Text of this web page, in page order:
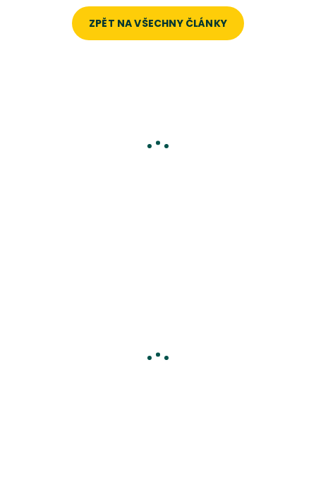
ZPĚT NA VŠECHNY ČLÁNKY